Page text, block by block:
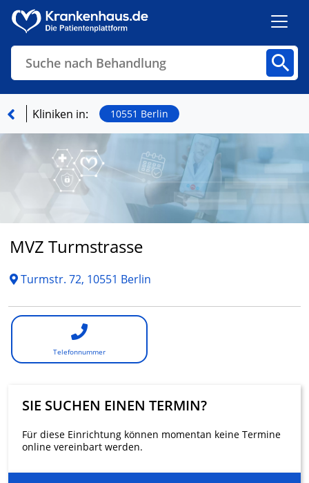
Suche nach Behandlung
Finden
Kliniken in: 10551 Berlin
MVZ Turmstrasse
Turmstr. 72, 10551 Berlin
Telefonnummer
SIE SUCHEN EINEN TERMIN?
Für diese Einrichtung können momentan keine Termine
online vereinbart werden.